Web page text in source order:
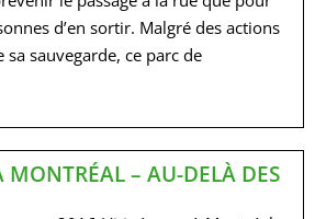
d’en sortir. Malgré des actions
sauvegarde, ce parc de
MONTRÉAL – AU-DELÀ DES